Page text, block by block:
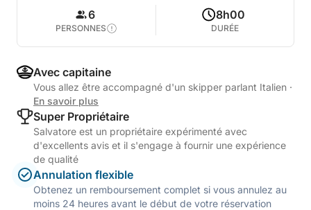
6
PERSONNES
8h00
DURÉE
Avec capitaine
Vous allez être accompagné d'un skipper parlant Italien ·
En savoir plus
Super Propriétaire
Salvatore est un propriétaire expérimenté avec
d'excellents avis et il s'engage à fournir une expérience
de qualité
Annulation flexible
Obtenez un remboursement complet si vous annulez au
moins 24 heures avant le début de votre réservation